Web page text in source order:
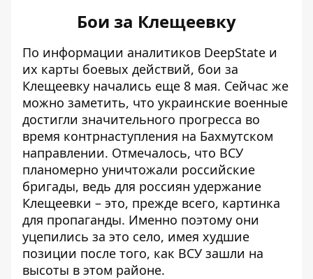
Бои за Клещеевку
По информации аналитиков DeepState и
их карты боевых действий, бои за
Клещеевку начались еще 8 мая. Сейчас же
можно заметить, что украинские военные
достигли значительного прогресса во
время контрнаступления на Бахмутском
направлении. Отмечалось, что ВСУ
планомерно уничтожали российские
бригады, ведь для россиян удержание
Клещеевки – это, прежде всего, картинка
для пропаганды. Именно поэтому они
уцепились за это село, имея худшие
позиции после того, как ВСУ зашли на
высоты в этом районе.